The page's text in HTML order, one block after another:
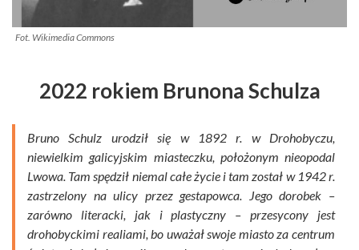
Fot. Wikimedia Commons
2022 rokiem Brunona Schulza
Bruno Schulz urodził się w 1892 r. w Drohobyczu,
niewielkim galicyjskim miasteczku, położonym nieopodal
Lwowa. Tam spędził niemal całe życie i tam został w 1942 r.
zastrzelony na ulicy przez gestapowca. Jego dorobek –
zarówno literacki, jak i plastyczny – przesycony jest
drohobyckimi realiami, bo uważał swoje miasto za centrum